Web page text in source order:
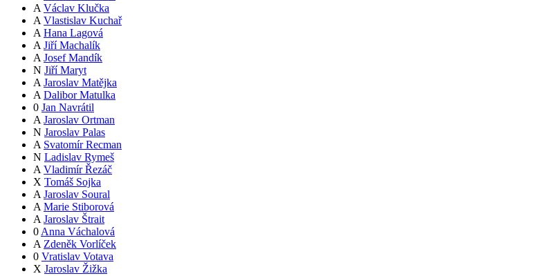
A Václav Klučka
A Vlastislav Kuchař
A Hana Lagová
A Jiří Machalík
A Josef Mandík
N Jiří Maryt
A Jaroslav Matějka
A Dalibor Matulka
0 Jan Navrátil
A Jaroslav Ortman
N Jaroslav Palas
A Svatomír Recman
N Ladislav Rymeš
A Vladimír Řezáč
X Tomáš Sojka
A Jaroslav Soural
A Marie Stiborová
A Jaroslav Štrait
0Anna Váchalová
A Zdeněk Vorlíček
0 Vratislav Votava
X Jaroslav Žižka